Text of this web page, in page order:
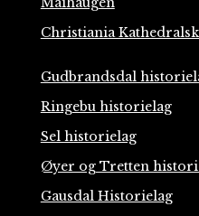
Christiania
Gudbrandsdal
Ringebu historielag
Sel historielag
Øyer og Tretten
Gausdal Historielag